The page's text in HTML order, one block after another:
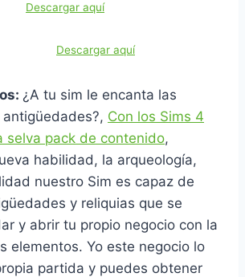
Descargar aquí
Descargar aquí
¿A tu sim le encanta las
Con los Sims 4
selva pack de contenido,
habilidad, la arqueología,
nuestro Sim es capaz de
y reliquias que se
y abrir tu propio negocio con la
elementos. Yo este negocio lo
partida y puedes obtener